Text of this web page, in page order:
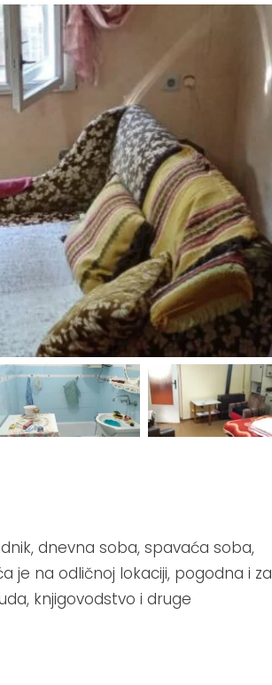
dnevna soba, spavaća soba,
je na odličnoj lokaciji, pogodna i za
knjigovodstvo i druge